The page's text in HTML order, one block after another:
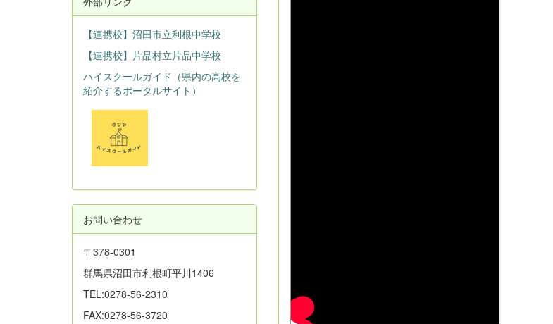
【連携校】沼田市立利根中学校
【連携校】片品村立片品中学校
ハイスクールガイド（県内の高校を
紹介するポータルサイト）
お問い合わせ
〒378-0301
群馬県沼田市利根町平川1406
TEL:0278-56-2310
FAX:0278-56-3720